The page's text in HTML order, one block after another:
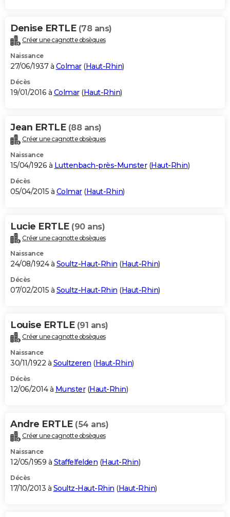
Denise ERTLE (78 ans)
Créer une cagnotte obsèques
Naissance
27/06/1937 à Colmar(Haut-Rhin)
Décès
19/01/2016 à Colmar(Haut-Rhin)
Jean ERTLE (88 ans)
Créer une cagnotte obsèques
Naissance
15/04/1926 à Luttenbach-près-Munster(Haut-Rhin)
Décès
05/04/2015 à Colmar(Haut-Rhin)
Lucie ERTLE (90 ans)
Créer une cagnotte obsèques
Naissance
24/08/1924 à Soultz-Haut-Rhin (Haut-Rhin)
Décès
07/02/2015 à Soultz-Haut-Rhin (Haut-Rhin)
Louise ERTLE (91 ans)
Créer une cagnotte obsèques
Naissance
30/11/1922 à Soultzeren (Haut-Rhin)
Décès
12/06/2014 à Munster(Haut-Rhin)
Andre ERTLE (54 ans)
Créer une cagnotte obsèques
Naissance
12/05/1959 à Staffelfelden (Haut-Rhin)
Décès
17/10/2013 à Soultz-Haut-Rhin (Haut-Rhin)